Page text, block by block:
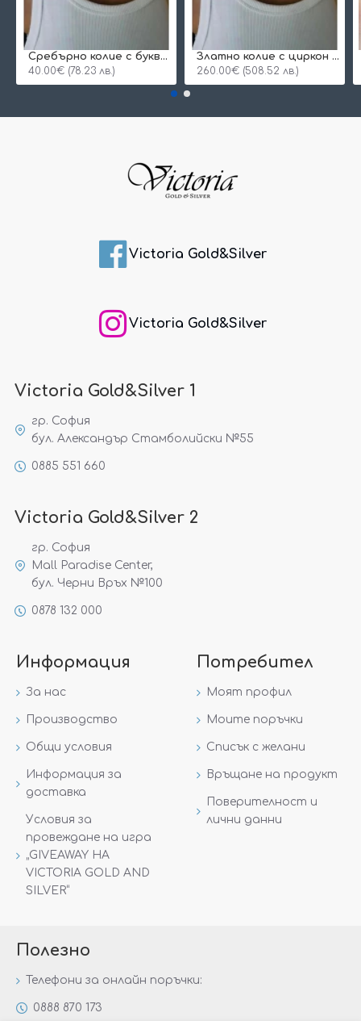
Сребърнo колие с буква и едно камъче
40.00€ (78.23 лв.)
Златно колие с циркон и буква по избор
260.00€ (508.52 лв.)
Victoria Gold&Silver
Victoria Gold&Silver
Victoria Gold&Silver 1
гр. София
бул. Александър Стамболийски №55
0885 551 660
Victoria Gold&Silver 2
гр. София
Mall Paradise Center,
бул. Черни Връх №100
0878 132 000
Информация
За нас
Производство
Общи условия
Информация за
доставка
Условия за
провеждане на игра
„GIVEAWAY НА
VICTORIA GOLD AND
SILVER“
Потребител
Моят профил
Моите поръчки
Списък с желани
Връщане на продукт
Поверителност и
лични данни
Полезно
Телефони за онлайн поръчки:
0888 870 173